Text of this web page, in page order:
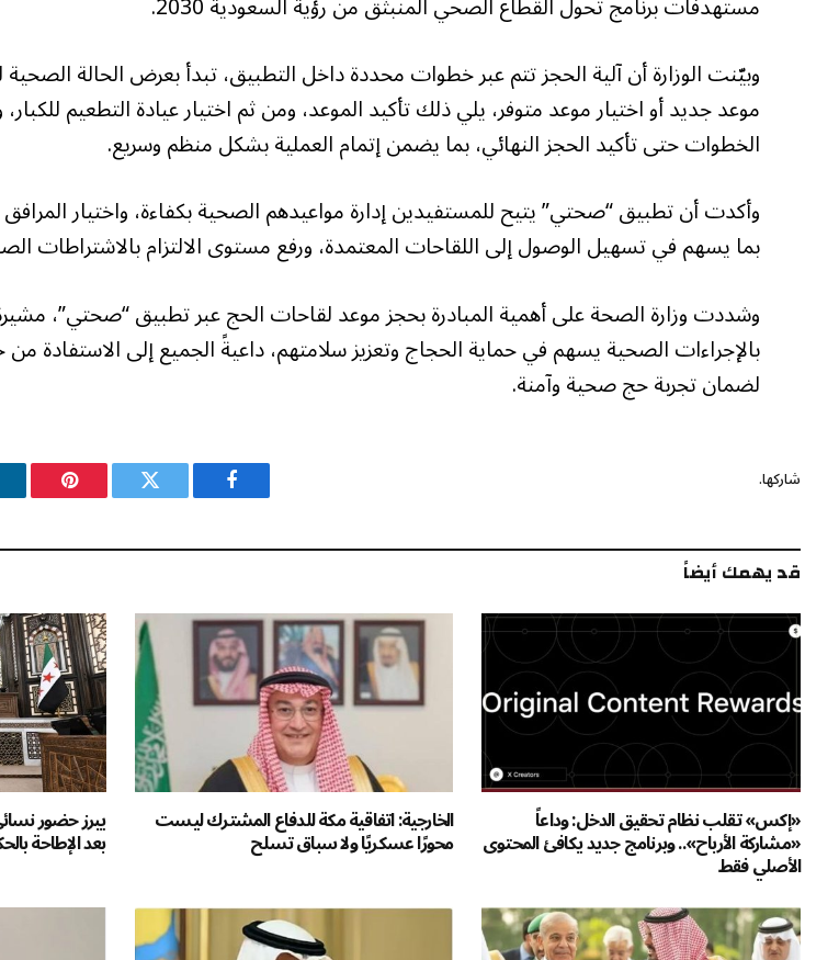
وبيّنت الوزارة أن آلية الحجز تتم عبر خطوات محددة داخل التطبيق، تبدأ بعرض الحالة
موعد جديد أو اختيار موعد متوفر، يلي ذلك تأكيد الموعد، ومن ثم اختيار عيادة التطعيم
الخطوات حتى تأكيد الحجز النهائي، بما يضمن إتمام العملية بشكل منظم وسريع.
وأكدت أن تطبيق “صحتي” يتيح للمستفيدين إدارة مواعيدهم الصحية بكفاءة، واختيار
بما يسهم في تسهيل الوصول إلى اللقاحات المعتمدة، ورفع مستوى الالتزام بالاشتراطات
وشددت وزارة الصحة على أهمية المبادرة بحجز موعد لقاحات الحج عبر تطبيق “صحتي”، مشيرة
بالإجراءات الصحية يسهم في حماية الحجاج وتعزيز سلامتهم، داعيةً الجميع إلى الاستفادة
لضمان تجربة حج صحية وآمنة.
شاركها.
فيسبوك تويتر
قد يهمك أيضاً
«إكس» تقلب نظام تحقيق الدخل: وداعاً
«مشاركة الأرباح».. وبرنامج جديد يكافئ المحتوى
الأصلي فقط
الخارجية: اتفاقية مكة للدفاع المشترك ليست
محورًا عسكريًا ولا سباق تسلح
يبرز حضور
بعد الإطاحة